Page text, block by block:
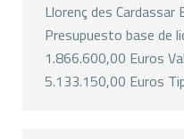
Llorenç des
Presupuesto base de
1.866.600,00 Euros
5.133.150,00 Euros